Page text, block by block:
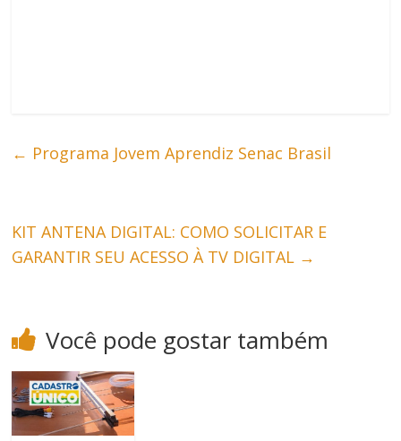
← Programa Jovem Aprendiz Senac Brasil
KIT ANTENA DIGITAL: COMO SOLICITAR E
GARANTIR SEU ACESSO À TV DIGITAL →
Você pode gostar também